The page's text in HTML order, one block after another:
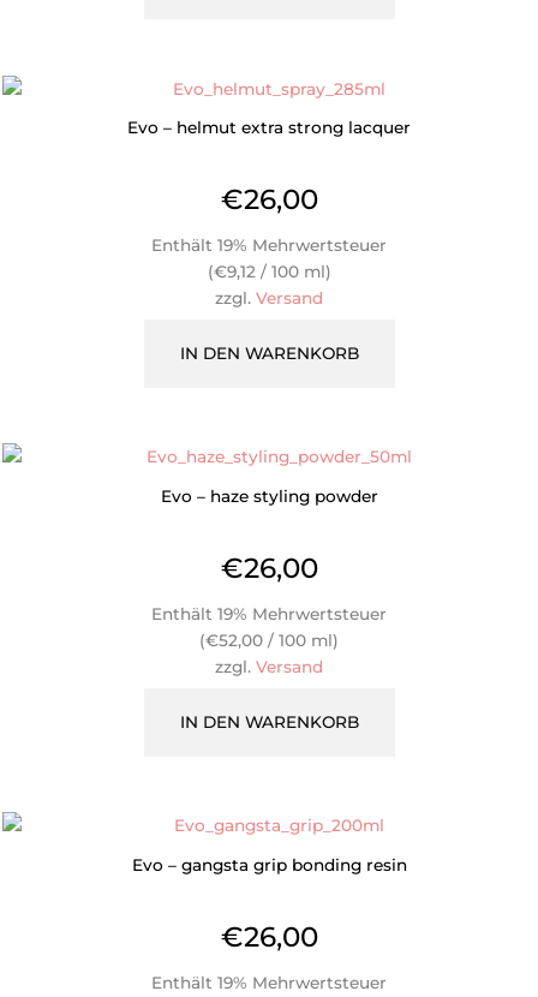
Evo – helmut extra strong lacquer
€26,00
Enthält 19% Mehrwertsteuer
(€9,12 / 100 ml)
zzgl. Versand
IN DEN WARENKORB
Evo – haze styling powder
€26,00
Enthält 19% Mehrwertsteuer
(€52,00 / 100 ml)
zzgl. Versand
IN DEN WARENKORB
Evo – gangsta grip bonding resin
€26,00
Enthält 19% Mehrwertsteuer